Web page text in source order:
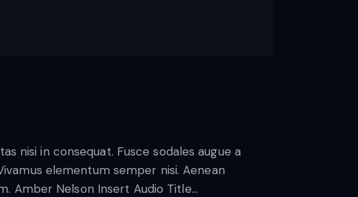
nisi in consequat. Fusce sodales augue a
elementum semper nisi. Aenean
Amber Nelson Insert Audio Title…